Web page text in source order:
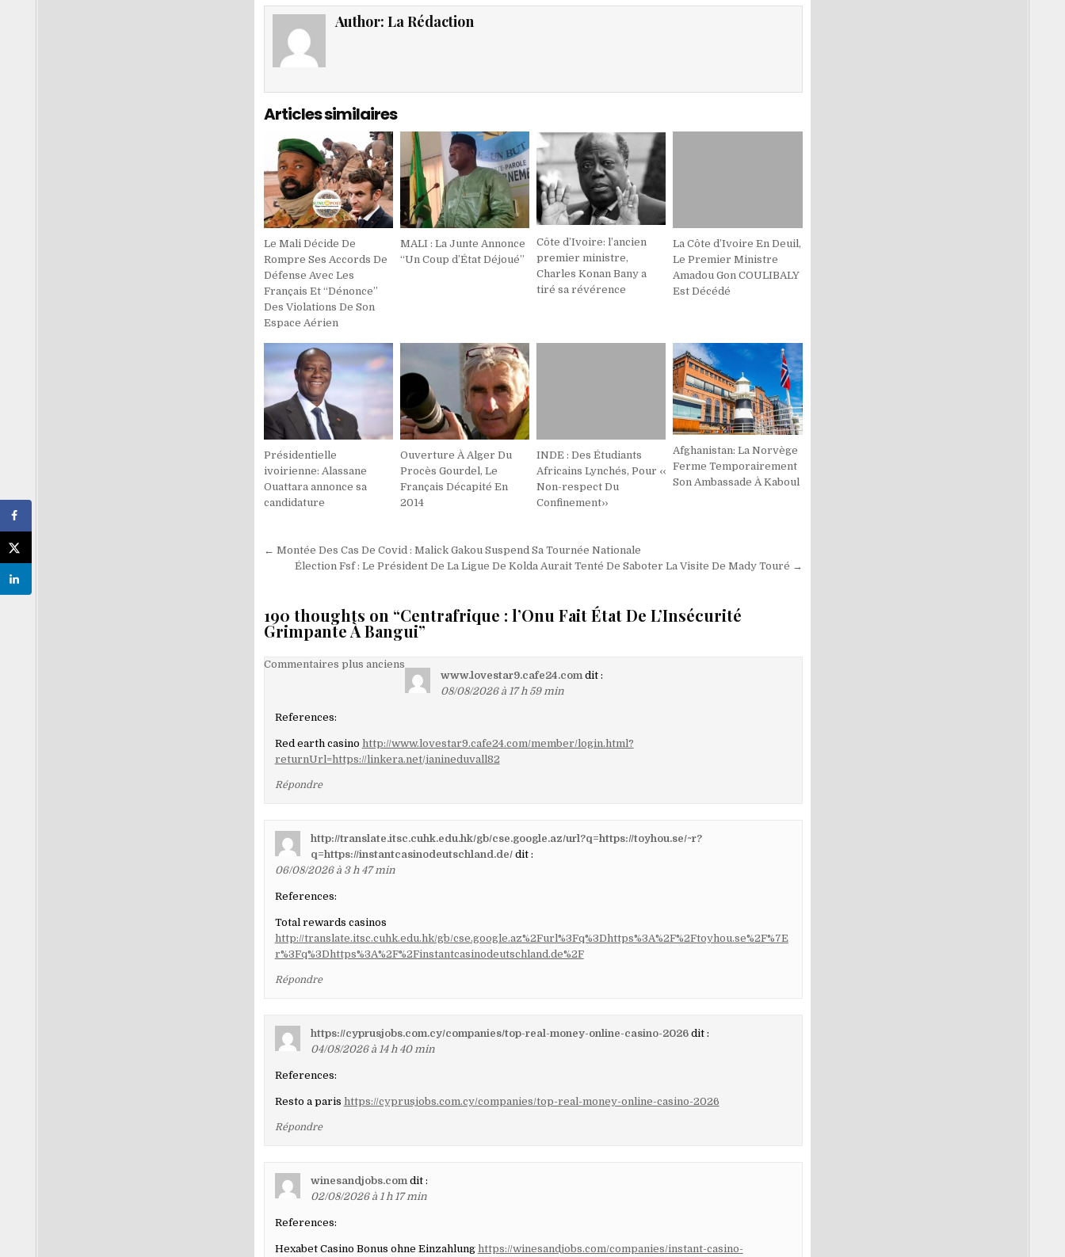
Author: La Rédaction
Articles similaires
Le Mali Décide De
Rompre Ses Accords De
Défense Avec Les
Français Et ‘‘Dénonce’’
Des Violations De Son
Espace Aérien
MALI : La Junte Annonce
‘‘Un Coup d’État Déjoué’’
Côte d’Ivoire: l’ancien
premier ministre,
Charles Konan Bany a
tiré sa révérence
La Côte d’Ivoire En Deuil,
Le Premier Ministre
Amadou Gon COULIBALY
Est Décédé
Présidentielle
ivoirienne: Alassane
Ouattara annonce sa
candidature
Ouverture À Alger Du
Procès Gourdel, Le
Français Décapité En
2014
INDE : Des Étudiants
Africains Lynchés, Pour ‹‹
Non-respect Du
Confinement››
Afghanistan: La Norvège
Ferme Temporairement
Son Ambassade À Kaboul
Navigation
← Montée Des Cas De Covid : Malick Gakou Suspend Sa Tournée Nationale
Élection Fsf : Le Président De La Ligue De Kolda Aurait Tenté De Saboter La Visite De Mady Touré →
190 thoughts on “Centrafrique : l’Onu Fait État De L’Insécurité
Grimpante À Bangui”
Navigation
les
commentaires
Commentaires plus anciens
www.lovestar9.cafe24.com dit :
08/08/2026 à 17 h 59 min
References:
Red earth casino http://www.lovestar9.cafe24.com/member/login.html?
returnUrl=https://linkera.net/janineduvall82
Répondre
http://translate.itsc.cuhk.edu.hk/gb/cse.google.az/url?q=https://toyhou.se/~r?
q=https://instantcasinodeutschland.de/ dit :
06/08/2026 à 3 h 47 min
References:
Total rewards casinos
http://translate.itsc.cuhk.edu.hk/gb/cse.google.az%2Furl%3Fq%3Dhttps%3A%2F%2Ftoyhou.se%2F%7E
r%3Fq%3Dhttps%3A%2F%2Finstantcasinodeutschland.de%2F
Répondre
https://cyprusjobs.com.cy/companies/top-real-money-online-casino-2026 dit :
04/08/2026 à 14 h 40 min
References:
Resto a paris https://cyprusjobs.com.cy/companies/top-real-money-online-casino-2026
Répondre
winesandjobs.com dit :
02/08/2026 à 1 h 17 min
References:
Hexabet Casino Bonus ohne Einzahlung https://winesandjobs.com/companies/instant-casino-